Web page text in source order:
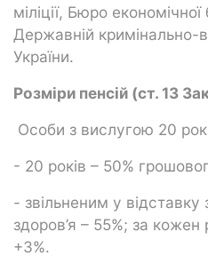
міліції, Бюро
Державній кримінально-
України.
Розміри пенсій (ст. 13
Особи з вислугою 20
- 20 років – 50%
- звільненим у
здоров’я – 55%; за
+3%.